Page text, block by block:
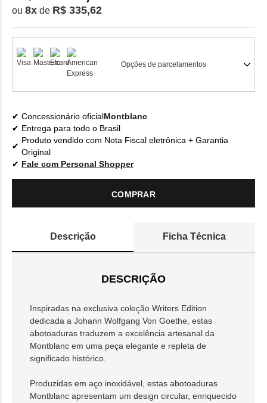
ou 8x de R$ 335,62
Opções de parcelamentos
Concessionário oficialMontblanc
Entrega para todo o Brasil
Produto vendido com Nota Fiscal eletrônica + Garantia
Original
Fale com Personal Shopper
COMPRAR
Descrição Ficha Técnica
DESCRIÇÃO
Inspiradas na exclusiva coleção Writers Edition
dedicada a Johann Wolfgang Von Goethe, estas
abotoaduras traduzem a excelência artesanal da
Montblanc em uma peça elegante e repleta de
significado histórico.
Produzidas em aço inoxidável, estas abotoaduras
Montblanc apresentam um design circular, enriquecido